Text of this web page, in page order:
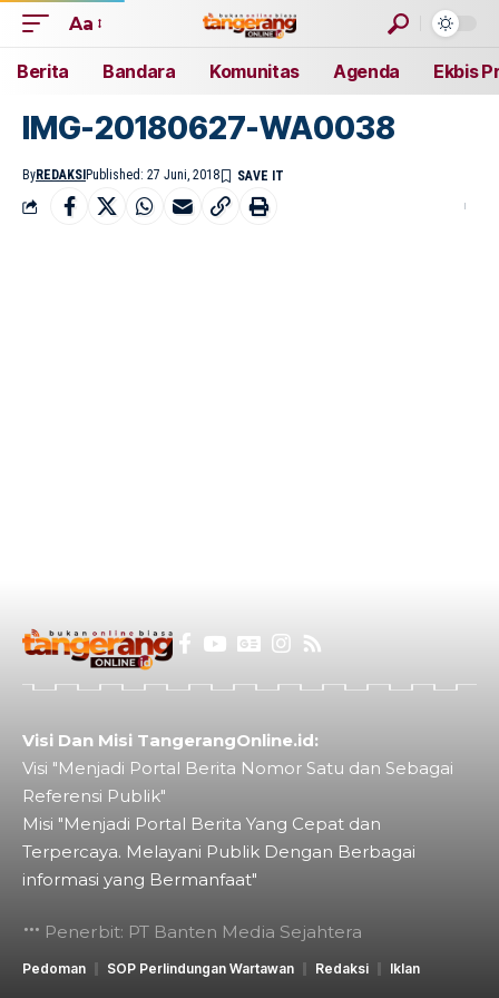
Aa
Berita Bandara Komunitas Agenda Ekbis
IMG-20180627-WA0038
ByREDAKSI Published: 27 Juni, 2018
Visi Dan Misi TangerangOnline.id:
Visi "Menjadi Portal Berita Nomor Satu dan Sebagai
Referensi Publik"
Misi "Menjadi Portal Berita Yang Cepat dan
Terpercaya. Melayani Publik Dengan Berbagai
informasi yang Bermanfaat"
Penerbit: PT Banten Media Sejahtera
Pedoman SOP Perlindungan Wartawan Redaksi Iklan